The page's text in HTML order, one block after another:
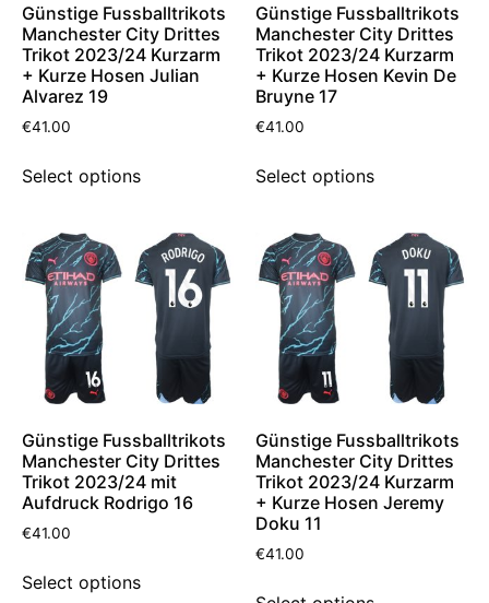
Günstige Fussballtrikots
Manchester City Drittes
Trikot 2023/24 Kurzarm
+ Kurze Hosen Julian
Alvarez 19
€41.00
Select options
Günstige Fussballtrikots
Manchester City Drittes
Trikot 2023/24 Kurzarm
+ Kurze Hosen Kevin De
Bruyne 17
€41.00
Select options
Günstige Fussballtrikots
Manchester City Drittes
Trikot 2023/24 mit
Aufdruck Rodrigo 16
€41.00
Select options
Günstige Fussballtrikots
Manchester City Drittes
Trikot 2023/24 Kurzarm
+ Kurze Hosen Jeremy
Doku 11
€41.00